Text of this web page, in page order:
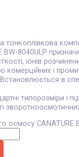
тонкоплівкова
BW-8040ULP
іонів
і
в
типорозміри і
осмосу CANATURE